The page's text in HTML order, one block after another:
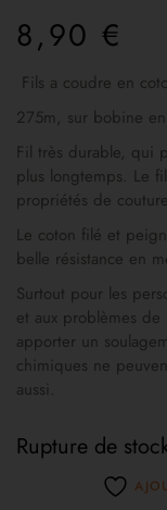
8,90 €
Fils a coudre en
275m, sur bobine
Fil très durable, qui
plus longtemps. Le
propriétés de
Le coton filé et
belle résistance en
Surtout pour les
et aux problèmes
apporter un
chimiques ne
aussi.
Rupture de